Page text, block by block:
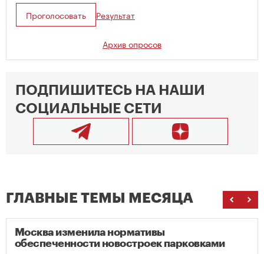
Проголосовать Результат
Архив опросов
ПОДПИШИТЕСЬ НА НАШИ
СОЦИАЛЬНЫЕ СЕТИ
ГЛАВНЫЕ ТЕМЫ МЕСЯЦА
Москва изменила нормативы
обеспеченности новостроек парковками